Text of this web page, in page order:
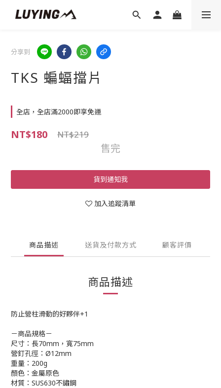
分享到
TKS 蝙蝠擋片
全店，全店滿2000即享免運
NT$180 NT$219
售完
貨到通知我
加入追蹤清單
商品描述 送貨及付款方式 顧客評價
商品描述
防止營柱滑動的好夥伴+1
－商品規格－
尺寸：長70mm，寬75mm
營釘孔徑：Ø12mm
重量：200g
顏色：金屬原色
材質：SUS630不鏽鋼